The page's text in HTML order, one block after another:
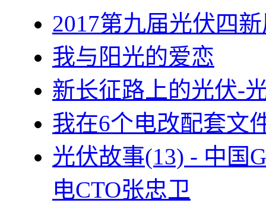
2017第九届光伏四
我与阳光的爱恋
新长征路上的光伏-
我在6个电改配套文
光伏故事(13) - 中国
电CTO张忠卫